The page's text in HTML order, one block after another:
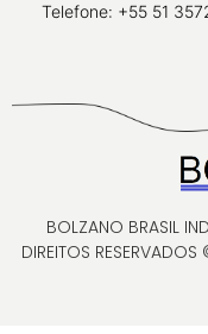
Telefone: +55 51
BOLZANO BRASIL
DIREITOS